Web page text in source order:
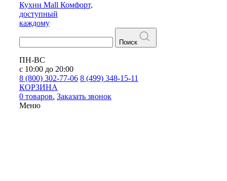
Кухни Mall Комфорт,
доступный
каждому
Поиск
ПН-ВС
с 10:00 до 20:00
8 (800) 302-77-06 8 (499) 348-15-11
КОРЗИНА
0 товаров. Заказать звонок
Меню